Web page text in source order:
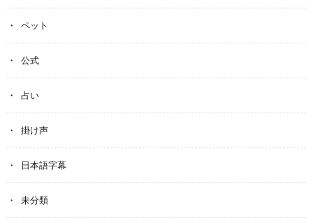
ペット
公式
占い
掛け声
日本語字幕
未分類